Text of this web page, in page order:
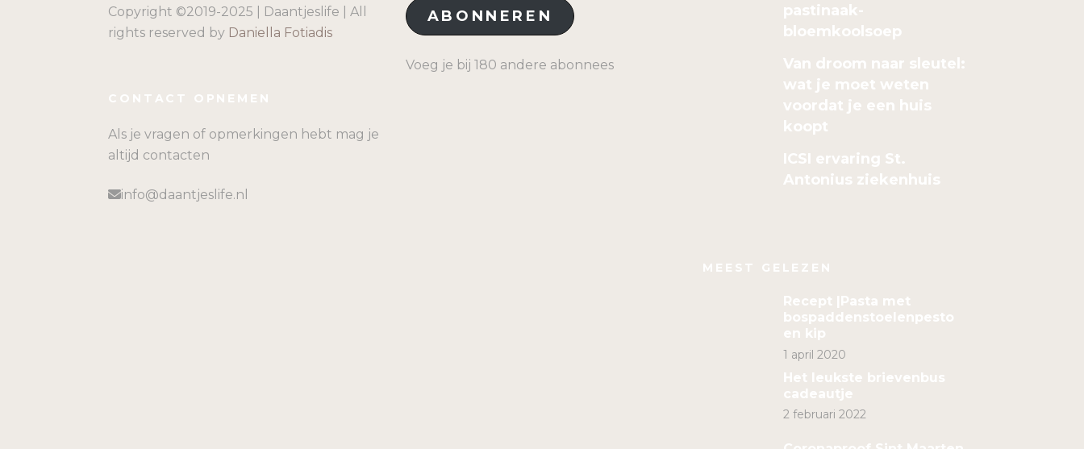
Copyright ©2019-2025 | Daantjeslife | All
rights reserved by Daniella Fotiadis
CONTACT OPNEMEN
Als je vragen of opmerkingen hebt mag je
altijd contacten
info@daantjeslife.nl
ABONNEREN
Voeg je bij 180 andere abonnees
pastinaak-
bloemkoolsoep
Van droom naar sleutel:
wat je moet weten
voordat je een huis
koopt
ICSI ervaring St.
Antonius ziekenhuis
MEEST GELEZEN
Recept |Pasta met
bospaddenstoelenpesto
en kip
1 april 2020
Het leukste brievenbus
cadeautje
2 februari 2022